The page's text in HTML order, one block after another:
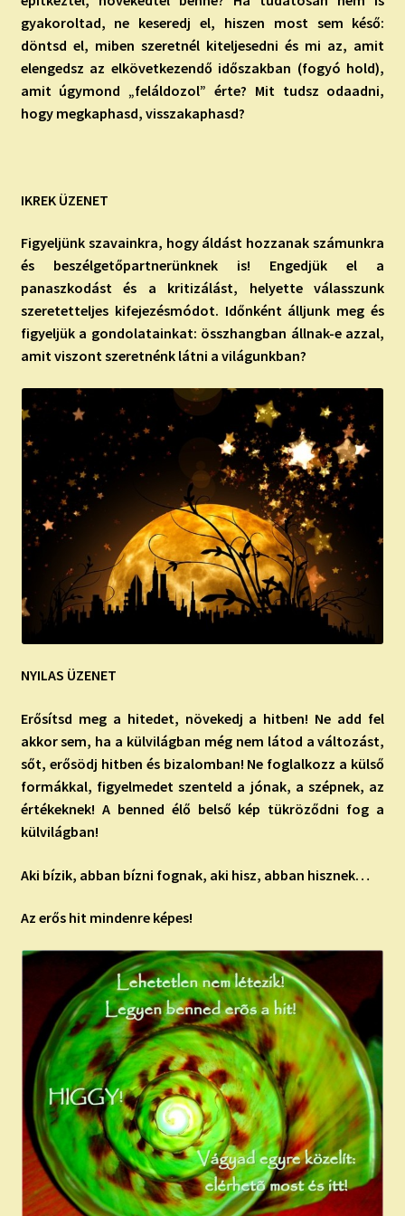
gyakoroltad, ne keseredj el, hiszen most sem késő:
döntsd el, miben szeretnél kiteljesedni és mi az, amit
elengedsz az elkövetkezendő időszakban (fogyó hold),
amit úgymond „feláldozol” érte? Mit tudsz odaadni,
hogy megkaphasd, visszakaphasd?
IKREK ÜZENET
Figyeljünk szavainkra, hogy áldást hozzanak számunkra
és beszélgetőpartnerünknek is! Engedjük el a
panaszkodást és a kritizálást, helyette válasszunk
szeretetteljes kifejezésmódot. Időnként álljunk meg és
figyeljük a gondolatainkat: összhangban állnak-e azzal,
amit viszont szeretnénk látni a világunkban?
NYILAS ÜZENET
Erősítsd meg a hitedet, növekedj a hitben! Ne add fel
akkor sem, ha a külvilágban még nem látod a változást,
sőt, erősödj hitben és bizalomban! Ne foglalkozz a külső
formákkal, figyelmedet szenteld a jónak, a szépnek, az
értékeknek! A benned élő belső kép tükröződni fog a
külvilágban!
Aki bízik, abban bízni fognak, aki hisz, abban hisznek…
Az erős hit mindenre képes!